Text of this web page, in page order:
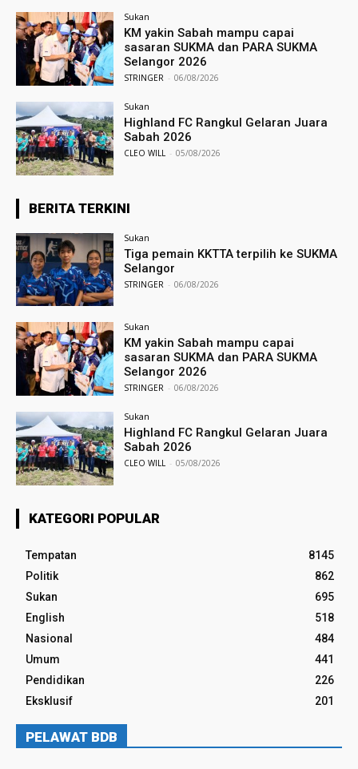
Sukan
KM yakin Sabah mampu capai
sasaran SUKMA dan PARA SUKMA
Selangor 2026
STRINGER - 06/08/2026
Sukan
Highland FC Rangkul Gelaran Juara
Sabah 2026
CLEO WILL - 05/08/2026
BERITA TERKINI
Sukan
Tiga pemain KKTTA terpilih ke SUKMA
Selangor
STRINGER - 06/08/2026
Sukan
KM yakin Sabah mampu capai
sasaran SUKMA dan PARA SUKMA
Selangor 2026
STRINGER - 06/08/2026
Sukan
Highland FC Rangkul Gelaran Juara
Sabah 2026
CLEO WILL - 05/08/2026
KATEGORI POPULAR
Tempatan
8145
Politik
862
Sukan
695
English
518
Nasional
484
Umum
441
Pendidikan
226
Eksklusif
201
PELAWAT BDB